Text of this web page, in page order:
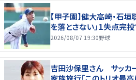
【甲子園】健大高崎・石垣
を落とさない」１失点完
2026/08/07 19:30野球
吉田沙保里さん サッカ